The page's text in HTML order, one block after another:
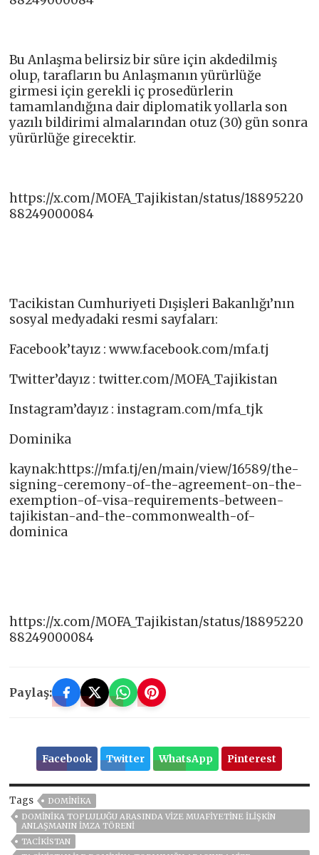
Bu Anlaşma belirsiz bir süre için akdedilmiş
olup, tarafların bu Anlaşmanın yürürlüğe
girmesi için gerekli iç prosedürlerin
tamamlandığına dair diplomatik yollarla son
yazılı bildirimi almalarından otuz (30) gün sonra
yürürlüğe girecektir.
https://x.com/MOFA_Tajikistan/status/18895220
88249000084
Tacikistan Cumhuriyeti Dışişleri Bakanlığı’nın
sosyal medyadaki resmi sayfaları:
Facebook’tayız : www.facebook.com/mfa.tj​
Twitter’dayız : twitter.com/MOFA_Tajikistan​
Instagram’dayız : instagram.com/mfa_tjk​
Dominika
kaynak:https://mfa.tj/en/main/view/16589/the-
signing-ceremony-of-the-agreement-on-the-
exemption-of-visa-requirements-between-
tajikistan-and-the-commonwealth-of-
dominica
https://x.com/MOFA_Tajikistan/status/18895220
88249000084
Paylaş:
Facebook Twitter WhatsApp Pinterest
Tags
DOMINIKA
DOMINIKA TOPLULUĞU ARASINDA VIZE MUAFIYETINE ILIŞKIN
ANLAŞMANIN IMZA TÖRENI
TACİKİSTAN